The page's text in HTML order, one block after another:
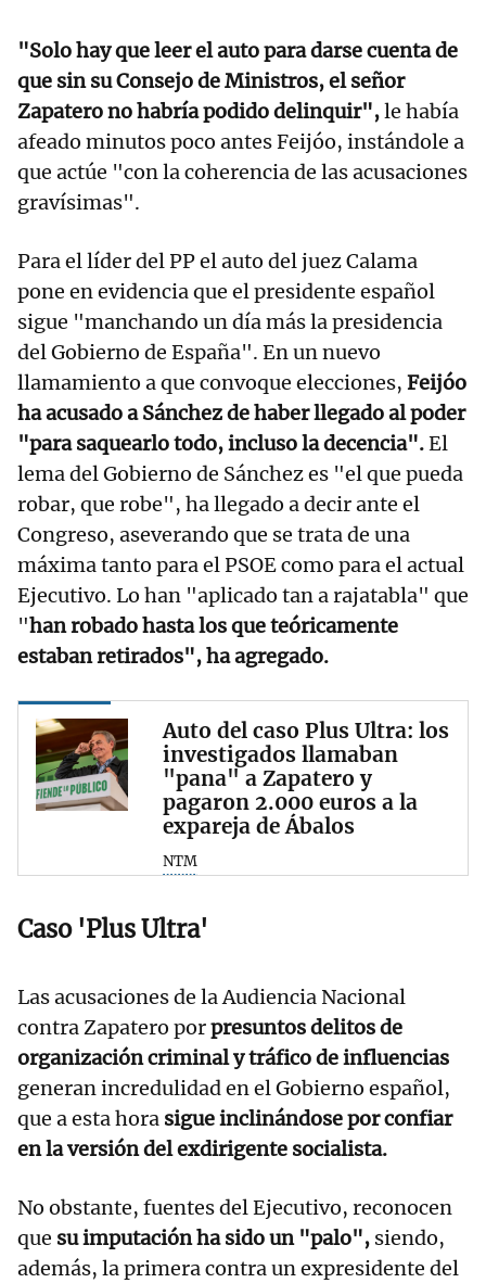
"Solo hay que leer el auto para darse cuenta de
que sin su Consejo de Ministros, el señor
Zapatero no habría podido delinquir",le había
afeado minutos poco antes Feijóo, instándole a
que actúe "con la coherencia de las acusaciones
gravísimas".
Para el líder del PP el auto del juez Calama
pone en evidencia que el presidente español
sigue "manchando un día más la presidencia
del Gobierno de España". En un nuevo
llamamiento a que convoque elecciones, Feijóo
ha acusado a Sánchez de haber llegado al poder
"para saquearlo todo, incluso la decencia".El
lema del Gobierno de Sánchez es "el que pueda
robar, que robe", ha llegado a decir ante el
Congreso, aseverando que se trata de una
máxima tanto para el PSOE como para el actual
Ejecutivo. Lo han "aplicado tan a rajatabla" que
"han robado hasta los que teóricamente
estaban retirados", ha agregado.
Auto del caso Plus Ultra: los
investigados llamaban
"pana" a Zapatero y
pagaron 2.000 euros a la
expareja de Ábalos
NTM
Caso 'Plus Ultra'
Las acusaciones de la Audiencia Nacional
contra Zapatero porpresuntos delitos de
organización criminal y tráfico de influencias
generan incredulidad en el Gobierno español,
que a esta hora sigue inclinándose por confiar
en la versión del exdirigente socialista.
No obstante, fuentes del Ejecutivo, reconocen
que su imputación ha sido un "palo", siendo,
además, la primera contra un expresidente del